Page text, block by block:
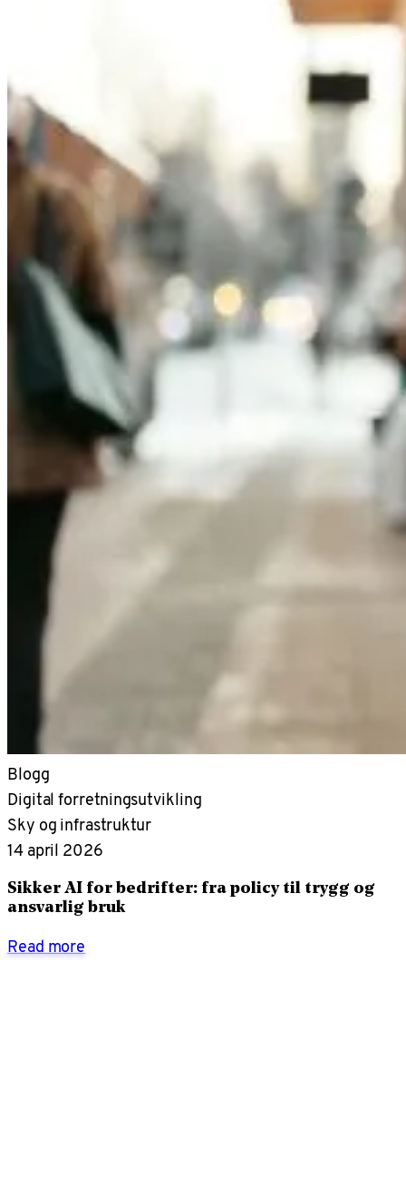
Blogg
Digital forretningsutvikling
Sky og infrastruktur
14 april 2026
Sikker AI for bedrifter: fra policy til trygg og
ansvarlig bruk
Read more